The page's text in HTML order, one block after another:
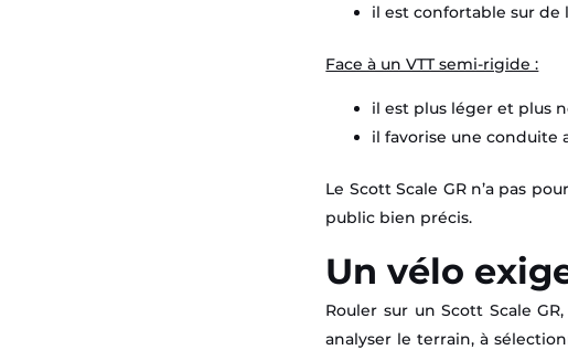
il est confortable sur de
Face à un VTT semi-rigide :
il est plus léger et plus
il favorise une conduite
Le Scott Scale GR n’a pas
public bien précis.
Un vélo
Rouler sur un Scott Scale
analyser le terrain, à